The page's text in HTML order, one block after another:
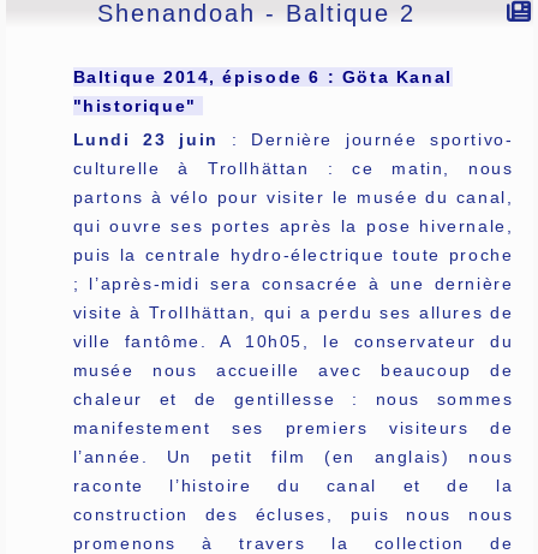
Shenandoah - Baltique 2
Baltique 2014, épisode 6 : Göta Kanal
"historique"
Lundi 23 juin : Dernière journée sportivo-
culturelle à Trollhättan : ce matin, nous
partons à vélo pour visiter le musée du canal,
qui ouvre ses portes après la pose hivernale,
puis la centrale hydro-électrique toute proche
; l’après-midi sera consacrée à une dernière
visite à Trollhättan, qui a perdu ses allures de
ville fantôme. A 10h05, le conservateur du
musée nous accueille avec beaucoup de
chaleur et de gentillesse : nous sommes
manifestement ses premiers visiteurs de
l’année. Un petit film (en anglais) nous
raconte l’histoire du canal et de la
construction des écluses, puis nous nous
promenons à travers la collection de